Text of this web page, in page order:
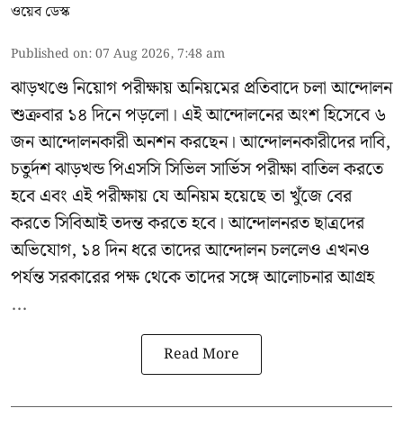
ওয়েব ডেস্ক
Published on:07 Aug 2026, 7:48 am
ঝাড়খণ্ডে নিয়োগ পরীক্ষায় অনিয়মের প্রতিবাদে চলা আন্দোলন
শুক্রবার ১৪ দিনে পড়লো। এই আন্দোলনের অংশ হিসেবে ৬
জন আন্দোলনকারী অনশন করছেন। আন্দোলনকারীদের দাবি,
চতুর্দশ ঝাড়খন্ড পিএসসি সিভিল সার্ভিস পরীক্ষা বাতিল করতে
হবে এবং এই পরীক্ষায় যে অনিয়ম হয়েছে তা খুঁজে বের
করতে সিবিআই তদন্ত করতে হবে। আন্দোলনরত ছাত্রদের
অভিযোগ, ১৪ দিন ধরে তাদের আন্দোলন চললেও এখনও
পর্যন্ত সরকারের পক্ষ থেকে তাদের সঙ্গে আলোচনার আগ্রহ
...
Read More